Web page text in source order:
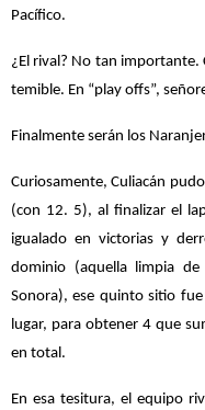
Pacífico.
¿El rival? No tan importante.
temible. En “play offs”,
Finalmente serán los
Curiosamente, Culiacán
(con 12. 5), al finalizar el
igualado en victorias y
dominio (aquella limpia
Sonora), ese quinto sitio
lugar, para obtener 4 que
en total.
En esa tesitura, el equipo